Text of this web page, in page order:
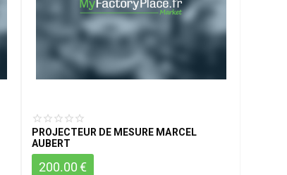
PROJECTEUR DE MESURE MARCEL
AUBERT
200.00 €